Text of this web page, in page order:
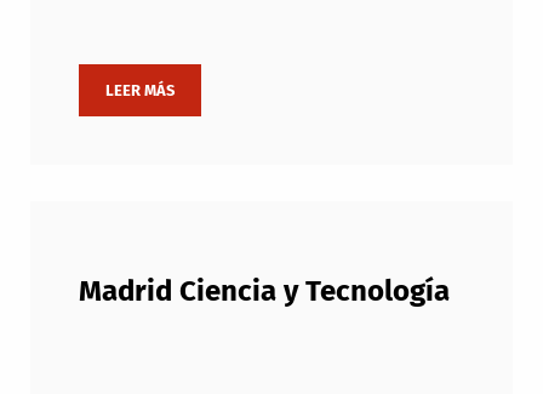
Madrid Ciencia y Tecnología